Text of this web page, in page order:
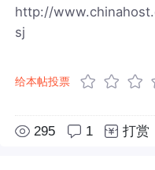
http://
sj
给本帖投票
295 1 打赏